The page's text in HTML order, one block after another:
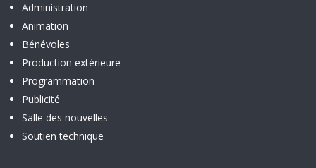
Administration
Animation
Bénévoles
Production extérieure
Programmation
Publicité
Salle des nouvelles
Soutien technique